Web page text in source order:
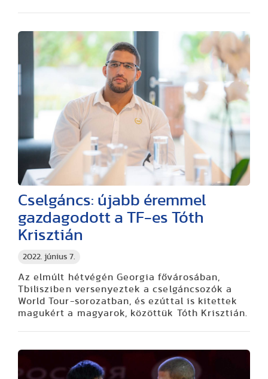
2022. június 7.
Cselgáncs: újabb éremmel
gazdagodott a TF-es Tóth
Krisztián
Az elmúlt hétvégén Georgia fővárosában,
Tbilisziben versenyeztek a cselgáncsozók a
World Tour-sorozatban, és ezúttal is kitettek
magukért a magyarok, közöttük Tóth Krisztián.